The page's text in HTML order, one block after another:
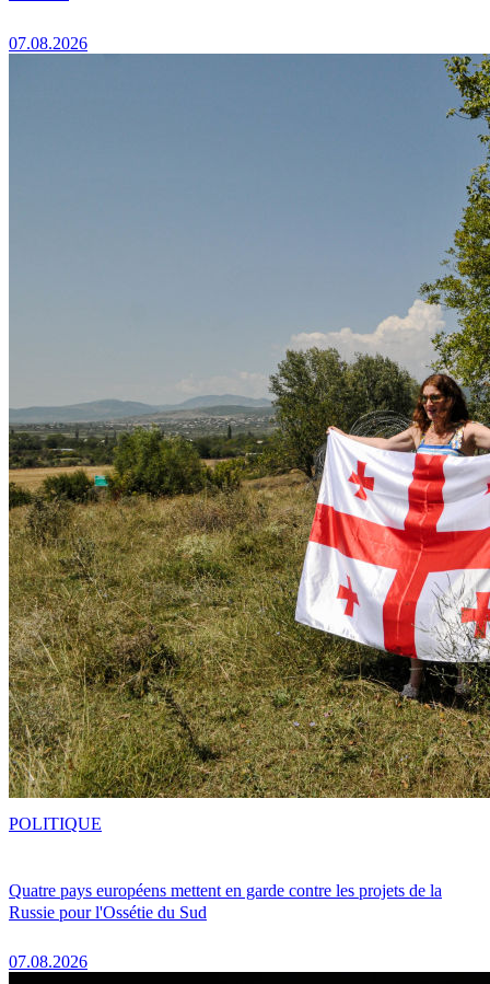
07.08.2026
Quatre pays européens mettent en garde contre les projets de la
Russie pour l'Ossétie du Sud
07.08.2026
POLITIQUE